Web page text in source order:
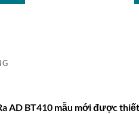
AD BT410 mẫu mới được